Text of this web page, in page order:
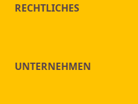
RECHTLICHES
UNTERNEHMEN